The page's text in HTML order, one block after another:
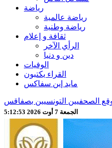
رياضة
رياضة عالمية
رياضة وطنية
ثقافة و إعلام
الرأي الآخر
دين و دنيا
الوفيات
القراء يكتبون
مايد إين سفاكس
الصحفيين التونسيين بصفاقس
الجمعة 7 أوت 2026 5:12:55